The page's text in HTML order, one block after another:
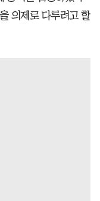
의제로 다루려고 할